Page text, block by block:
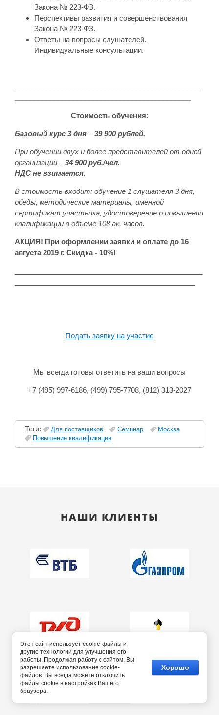
Закона № 223-ФЗ.
Перспективы развития и совершенствования
Закона № 223-ФЗ.
Ответы на вопросы слушателей.
Индивидуальные консультации.
Стоимость обучения:
Базовый курс 3 дня –39 900 рублей.
При обучении двух и более представителей от одной
организации –34 900 руб./чел.
НДС не взимается.
В стоимость входит: обучение 1 слушателя 3 дня,
обеды, методические материалы, именной
сертификат участника, удостоверение о повышении
квалификации в объеме 108 ак. часов.
АКЦИЯ! При оформлении заявки и оплате до 16
августа 2019 г. Скидка - 10%!
Подать заявку на участие
Мы всегда готовы ответить на ваши вопросы
+7 (495) 997-6186, (499) 795-7708, (812) 313-2027
Теги: Для поставщиков Семинар
Москва
Повышение квалификации
НАШИ КЛИЕНТЫ
Этот сайт использует cookie-файлы и
другие технологии для улучшения его
работы. Продолжая работу с сайтом, Вы
разрешаете использование cookie-
файлов. Вы всегда можете отключить
файлы cookie в настройках Вашего
браузера.
Хорошо